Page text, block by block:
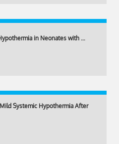
in Neonates with …
Systemic Hypothermia After